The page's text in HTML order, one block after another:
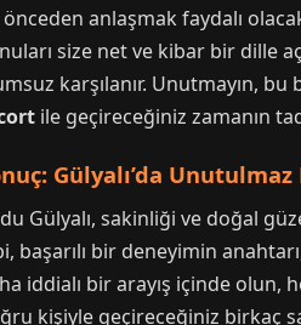
önceden anlaşmak faydalı
size net ve kibar bir dille
karşılanır. Unutmayın,
ile geçireceğiniz zamanın
Gülyalı’da
Gülyalı, sakinliği ve doğal
başarılı bir deneyimin
iddialı bir arayış içinde olun,
kişiyle geçireceğiniz birkaç